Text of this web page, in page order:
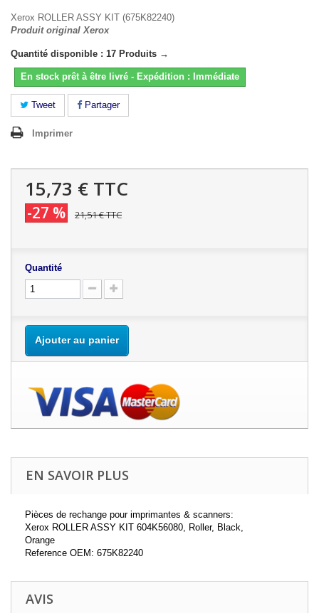
Xerox ROLLER ASSY KIT (675K82240)
Produit original Xerox
Quantité disponible : 17 Produits →
En stock prêt à être livré - Expédition : Immédiate
Tweet Partager
Imprimer
15,73 € TTC
-27 % 21,51 €TTC
Quantité
Ajouter au panier
EN SAVOIR PLUS
Pièces de rechange pour imprimantes & scanners:
Xerox ROLLER ASSY KIT 604K56080, Roller, Black,
Orange
Reference OEM: 675K82240
AVIS